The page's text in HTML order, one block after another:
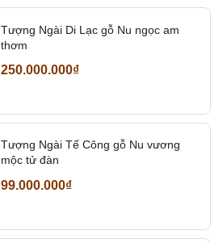
Tượng Ngài Di Lạc gỗ Nu ngọc am
thơm
250.000.000₫
Tượng Ngài Tế Công gỗ Nu vương
mộc tử đàn
99.000.000₫